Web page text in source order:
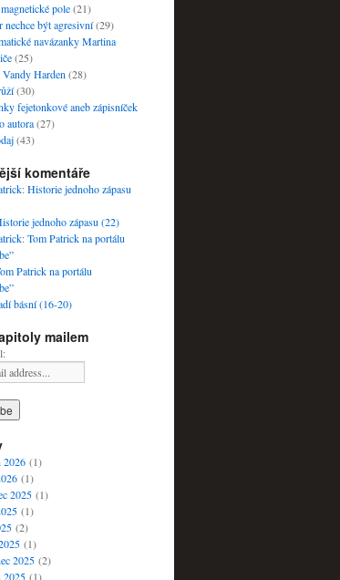
pole(21)
nechce být agresivní(29)
navázanky Martina
(25)
Vandy Harden (28)
(30)
fejetonkové aneb zápisníček
autora(27)
(43)
komentáře
:Historie jednoho zápasu
jednoho zápasu (22)
:Tom Patrick na portálu
Patrick na portálu
básní (16-20)
mailem
2026(1)
(1)
2025(1)
(1)
(2)
(1)
2025(2)
2025(1)